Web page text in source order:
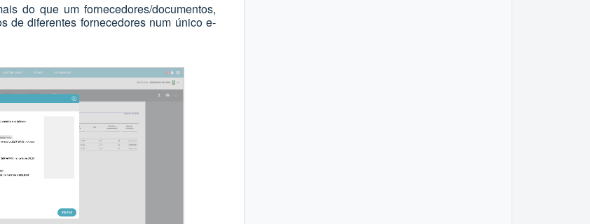
do que um fornecedores/documentos,
de diferentes fornecedores num único e-